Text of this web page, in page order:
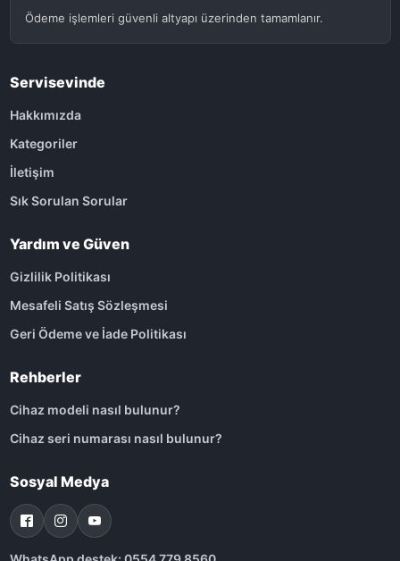
Ödeme işlemleri güvenli altyapı üzerinden tamamlanır.
Servisevinde
Hakkımızda
Kategoriler
İletişim
Sık Sorulan Sorular
Yardım ve Güven
Gizlilik Politikası
Mesafeli Satış Sözleşmesi
Geri Ödeme ve İade Politikası
Rehberler
Cihaz modeli nasıl bulunur?
Cihaz seri numarası nasıl bulunur?
Sosyal Medya